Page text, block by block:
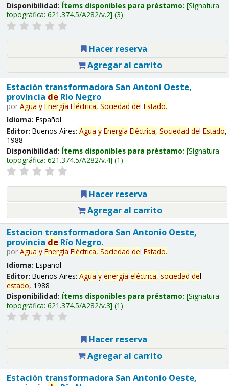
Disponibilidad: Ítems disponibles para préstamo: Signatura
topográfica: 621.374.5/A282/v.2 (3).
Hacer reserva
Agregar al carrito
Estación transformadora San Antoni Oeste,
provincia deRío Negro
por Agua y Energía Eléctrica, Sociedad del Estado.
Idioma: Español
Editor: Buenos Aires: Agua y Energía Eléctrica, Sociedad del Estado,
1988
Disponibilidad: Ítems disponibles para préstamo: Signatura
topográfica: 621.374.5/A282/v.4 (1).
Hacer reserva
Agregar al carrito
Estacion transformadora San Antonio Oeste,
provincia deRío Negro.
por Agua y Energía Eléctrica, Sociedad del Estado.
Idioma: Español
Editor: Buenos Aires: Agua y energía eléctrica, sociedad del
estado, 1988
Disponibilidad: Ítems disponibles para préstamo: Signatura
topográfica: 621.374.5/A282/v.3 (1).
Hacer reserva
Agregar al carrito
Estación transformadora San Antonio Oeste,